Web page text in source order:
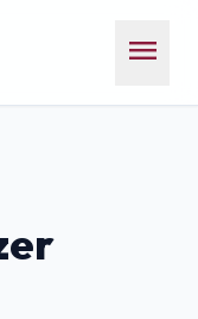
menu